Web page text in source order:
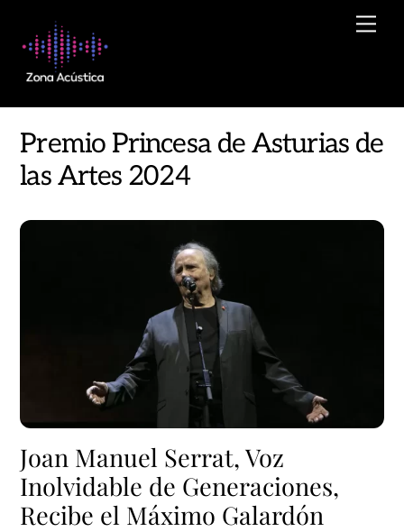
content
Premio Princesa de Asturias de
las Artes 2024
Joan Manuel Serrat, Voz
Inolvidable de Generaciones,
Recibe el Máximo Galardón